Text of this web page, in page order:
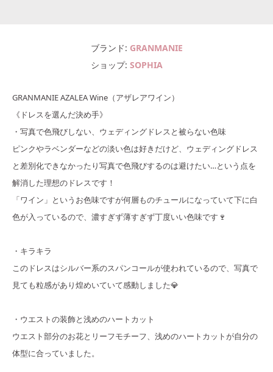
ブランド GRANMANIE
ショップ SOPHIA
GRANMANIE AZALEA Wine（アザレアワイン）
《ドレスを選んだ決め手》
・写真で色飛びしない、ウェディングドレスと被らない色味
ピンクやラベンダーなどの淡い色は好きだけど、ウェディングドレス
と差別化できなかったり写真で色飛びするのは避けたい…という点を
解消した理想のドレスです！
「ワイン」というお色味ですが何層ものチュールになっていて下に白
色が入っているので、濃すぎず薄すぎず丁度いい色味です🍷
・キラキラ
このドレスはシルバー系のスパンコールが使われているので、写真で
見ても粒感があり煌めいていて感動しました💎
・ウエストの装飾と浅めのハートカット
ウエスト部分のお花とリーフモチーフ、浅めのハートカットが自分の
体型に合っていました。